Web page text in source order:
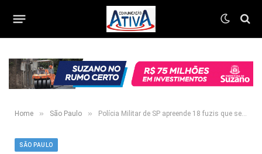
Home » São Paulo » Polícia Militar de SP apreende 18 fuzis que seriam enviados ao Rio de Janeiro
SÃO PAULO